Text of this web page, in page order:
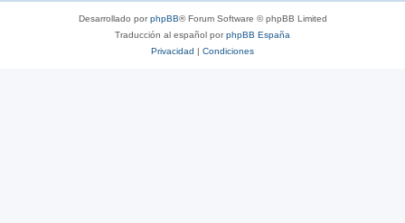
Desarrollado porphpBB® Forum Software © phpBB Limited
Traducción al español porphpBB España
Privacidad | Condiciones